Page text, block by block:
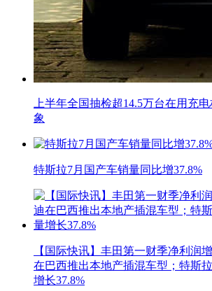
上半年全国抽检超14.5万台在用充
象
特斯拉7月国产车销量同比增37.8%
【国际快讯】丰田第一财季净利润
在巴西推出本地产插混车型；特斯
增长37.8%